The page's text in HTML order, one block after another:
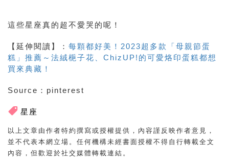
這些星座真的超不愛哭的呢！
【延伸閱讀】： 每顆都好美！2023超多款「母親節蛋
糕」推薦～法絨梔子花、ChizUP!的可愛烙印蛋糕都想
買來典藏！
Source：pinterest
星座
以上文章由作者特約撰寫或授權提供，內容謹反映作者意見，
並不代表本網立場。任何機構未經書面授權不得自行轉載全文
內容，但歡迎於社交媒體轉載連結。